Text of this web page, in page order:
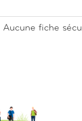
Aucune fiche